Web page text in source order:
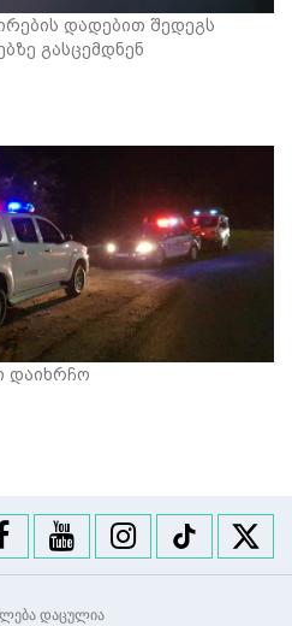
დადებით შედეგს
გასცემდნენ
დაიხრჩო
დაცულია